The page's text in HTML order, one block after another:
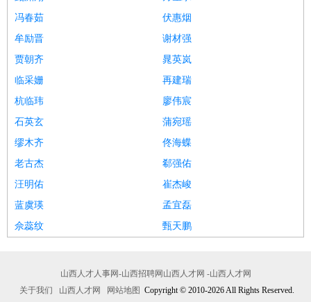
冯春茹
伏惠烟
牟励晋
谢材强
贾朝齐
晁英岚
临采姗
再建瑞
杭临玮
廖伟宸
石英玄
蒲宛瑶
缪木齐
佟海蝶
老古杰
郗强佑
汪明佑
崔杰峻
蓝虞瑛
孟宜磊
佘蕊纹
甄天鹏
山西人才人事网-山西招聘网山西人才网 -山西人才网
关于我们
山西人才网 网站地图 Copyright © 2010-2026 All Rights Reserved.